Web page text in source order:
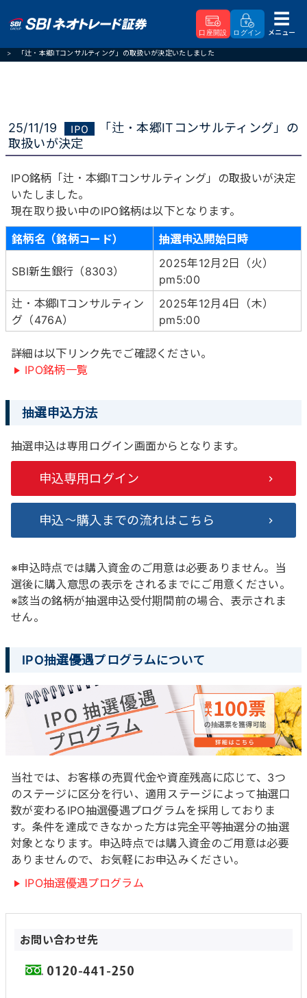
口座開設 ログイン
メニュー
「辻・本郷ITコンサルティング」の取扱いが決定いたしました
25/11/19
「辻・本郷ITコンサルティング」の
取扱いが決定
IPO銘柄「辻・本郷ITコンサルティング」の取扱いが決定
いたしました。
現在取り扱い中のIPO銘柄は以下となります。
銘柄名（銘柄コード） 抽選申込開始日時
SBI新生銀行（8303）
2025年12月2日（火）
pm5:00
辻・本郷ITコンサルティン
グ（476A）
2025年12月4日（木）
pm5:00
詳細は以下リンク先でご確認ください。
IPO銘柄一覧
抽選申込方法
抽選申込は専用ログイン画面からとなります。
申込専用ログイン
申込～購入までの流れはこちら
※申込時点では購入資金のご用意は必要ありません。当
選後に購入意思の表示をされるまでにご用意ください。
※該当の銘柄が抽選申込受付期間前の場合、表示されま
せん。
IPO抽選優遇プログラムについて
当社では、お客様の売買代金や資産残高に応じて、3つ
のステージに区分を行い、適用ステージによって抽選口
数が変わるIPO抽選優遇プログラムを採用しておりま
す。条件を達成できなかった方は完全平等抽選分の抽選
対象となります。申込時点では購入資金のご用意は必要
ありませんので、お気軽にお申込みください。
IPO抽選優遇プログラム
お問い合わせ先